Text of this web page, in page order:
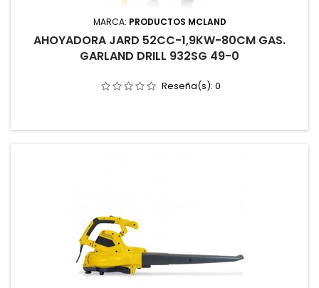
MARCA: PRODUCTOS MCLAND
AHOYADORA JARD 52CC-1,9KW-80CM GAS.
GARLAND DRILL 932SG 49-0
Reseña(s): 0